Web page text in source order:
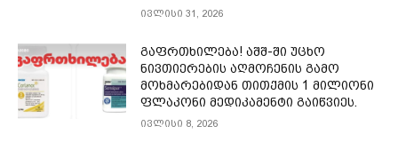
ივლისი 31, 2026
გაფრთხილება! აშშ-ში უცხო
ნივთიერების აღმოჩენის გამო
მოხმარებიდან თითქმის 1 მილიონი
ფლაკონი მედიკამენტი გაიწვიეს.
ივლისი 8, 2026